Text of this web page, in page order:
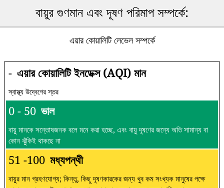
বায়ুর গুণমান এবং দূষণ পরিমাপ সম্পর্কে:
এয়ার কোয়ালিটি লেভেল সম্পর্কে
- এয়ার কোয়ালিটি ইনডেক্স (AQI) মান
স্বাস্থ্য উদ্বেগের স্তর
0 - 50 ভাল
বায়ু মানকে সন্তোষজনক বলে মনে করা হচ্ছে, এবং বায়ু দূষণের জন্যে অতি সামান্য বা
কোন ঝুঁকিই থাকছে না
51 -100 মধ্যপন্থী
বায়ুর মান গ্রহণযোগ্য; কিন্তু, কিছু দূষণকারকের জন্য খুব কম সংখ্যক মানুষের পক্ষে